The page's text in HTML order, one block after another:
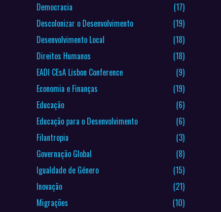
Democracia
(17)
Descolonizar o Desenvolvimento
(19)
Desenvolvimento Local
(18)
Direitos Humanos
(18)
EADI CEsA Lisbon Conference
(9)
Economia e Finanças
(19)
Educação
(6)
Educação para o Desenvolvimento
(6)
Filantropia
(3)
Governação Global
(8)
Igualdade de Género
(15)
Inovação
(21)
Migrações
(10)